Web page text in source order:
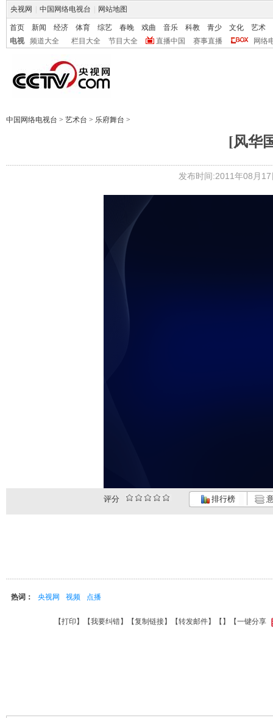
央视网 中国网络电视台 网站地图
首页 新闻 经济 体育 综艺 春晚 戏曲 音乐 科教 青少 文化
艺术
电视
频道大全 栏目大全 节目大全 直播中国 赛事直播 网络
中国网络电视台 > 艺术台 > 乐府舞台 >
[风华
发布时间:2011年08月
评分 排行榜
热词： 央视网 视频 点播
【打印 】【我要纠错】【复制链接】【转发邮件】【 】 【一键分享